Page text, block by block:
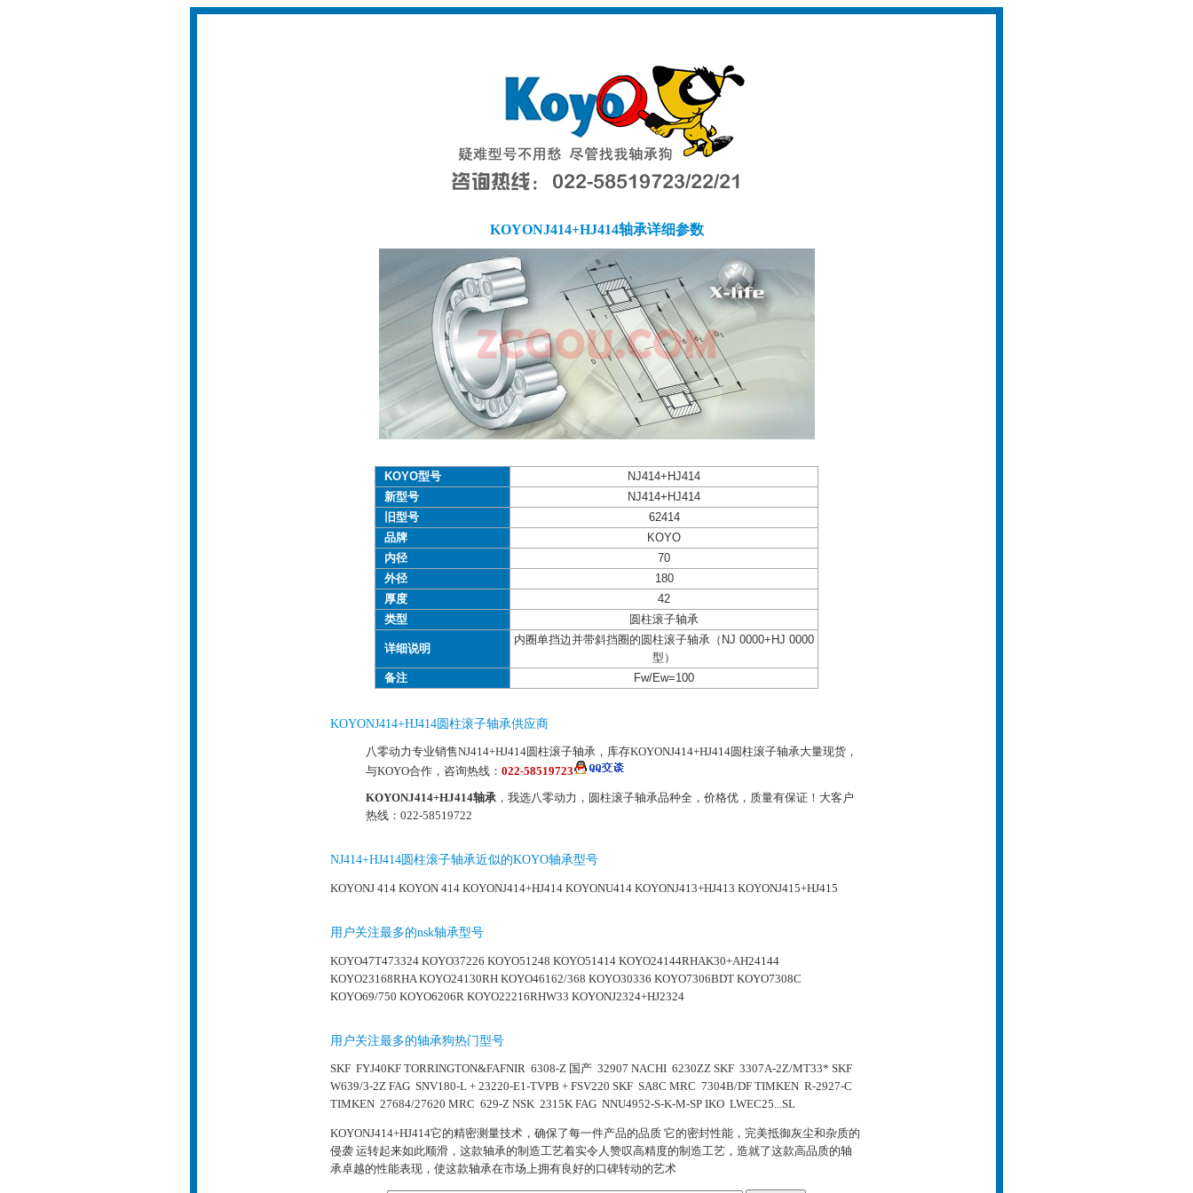
KOYONJ414+HJ414轴承详细参数
KOYO型号
NJ414+HJ414
新型号
NJ414+HJ414
旧型号
62414
品牌
KOYO
内径
70
外径
180
厚度
42
类型
圆柱滚子轴承
详细说明
内圈单挡边并带斜挡圈的圆柱滚子轴承（NJ 0000+HJ 0000
型）
备注
Fw/Ew=100
KOYONJ414+HJ414圆柱滚子轴承供应商
八零动力专业销售NJ414+HJ414圆柱滚子轴承，库存KOYONJ414+HJ414圆柱滚子轴承大量现货，
与KOYO合作，咨询热线： 022-58519723
KOYONJ414+HJ414轴承 ，我选八零动力，圆柱滚子轴承品种全，价格优，质量有保证！大客户
热线：022-58519722
NJ414+HJ414圆柱滚子轴承近似的KOYO轴承型号
KOYONJ 414 KOYON 414 KOYONJ414+HJ414 KOYONU414 KOYONJ413+HJ413 KOYONJ415+HJ415
用户关注最多的nsk轴承型号
KOYO47T473324 KOYO37226 KOYO51248 KOYO51414 KOYO24144RHAK30+AH24144
KOYO23168RHA KOYO24130RH KOYO46162/368 KOYO30336 KOYO7306BDT KOYO7308C
KOYO69/750 KOYO6206R KOYO22216RHW33 KOYONJ2324+HJ2324
用户关注最多的轴承狗热门型号
SKF FYJ40KF TORRINGTON&FAFNIR 6308-Z 国产 32907 NACHI 6230ZZ SKF 3307A-2Z/MT33* SKF
W639/3-2Z FAG SNV180-L + 23220-E1-TVPB + FSV220 SKF SA8C MRC 7304B/DF TIMKEN R-2927-C
TIMKEN 27684/27620 MRC 629-Z NSK 2315K FAG NNU4952-S-K-M-SP IKO LWEC25...SL
KOYONJ414+HJ414它的精密测量技术，确保了每一件产品的品质 它的密封性能，完美抵御灰尘和杂质的
侵袭 运转起来如此顺滑，这款轴承的制造工艺着实令人赞叹高精度的制造工艺，造就了这款高品质的轴
承卓越的性能表现，使这款轴承在市场上拥有良好的口碑转动的艺术